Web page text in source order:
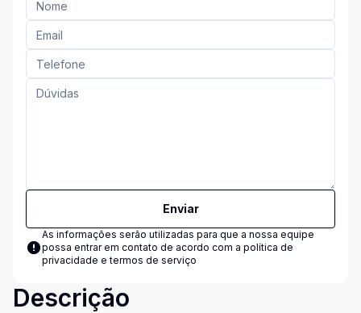
Enviar
As informações serão utilizadas para que a nossa equipe
possa entrar em contato de acordo com a política de
privacidade e termos de serviço
Descrição